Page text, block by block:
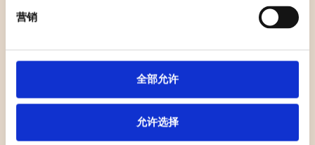
营销
全部允许
允许选择